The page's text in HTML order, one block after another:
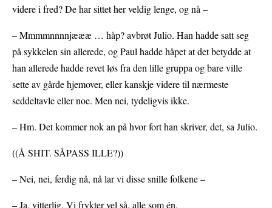
videre i fred? De har sittet her veldig lenge, og nå –
– Mmmmnnnnjæææ … håp? avbrøt Julio. Han hadde satt seg
på sykkelen sin allerede, og Paul hadde håpet at det betydde at
han allerede hadde revet løs fra den lille gruppa og bare ville
sette av gårde hjemover, eller kanskje videre til nærmeste
seddeltavle eller noe. Men nei, tydeligvis ikke.
– Hm. Det kommer nok an på hvor fort han skriver, det, sa Julio.
((Å SHIT. SÅPASS ILLE?))
– Nei, nei, ferdig nå, nå lar vi disse snille folkene –
– Ja, vitterlig. Vi frykter vel så, alle som én.